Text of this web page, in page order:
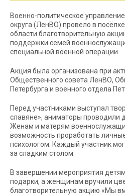
Военно-политическое
округа (ЛенВО) провело в
области благотворительную
поддержки семей
специальной военной операции.
Акция была организована при
Общественного совета ЛенВО,
Петербурга и военного отдела
Перед участниками выступал
славяне», аниматоры проводили
Женам и матерям
возможность проработать
психологом. Каждый участник
за сладким столом.
В завершении мероприятия
подарки, а женщинам вручили
благотворительную акцию «Мы